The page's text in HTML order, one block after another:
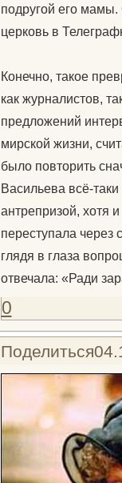
подругой его
церковь в
Конечно, такое
как журналистов,
предложений
мирской жизни,
было повторить
Васильева всё-
антрепризой, хотя
переступала через
глядя в глаза
отвечала: «Ради
0
Поделиться